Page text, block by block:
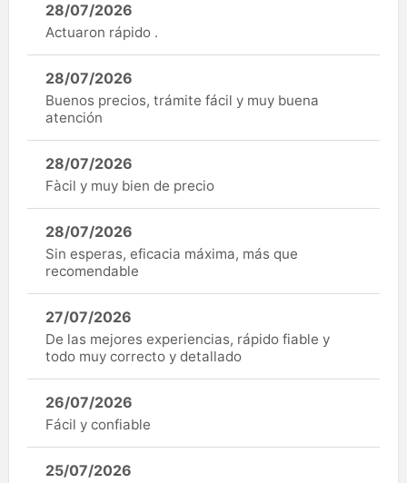
28/07/2026
Actuaron rápido .
28/07/2026
Buenos precios, trámite fácil y muy buena
atención
28/07/2026
Fàcil y muy bien de precio
28/07/2026
Sin esperas, eficacia máxima, más que
recomendable
27/07/2026
De las mejores experiencias, rápido fiable y
todo muy correcto y detallado
26/07/2026
Fácil y confiable
25/07/2026